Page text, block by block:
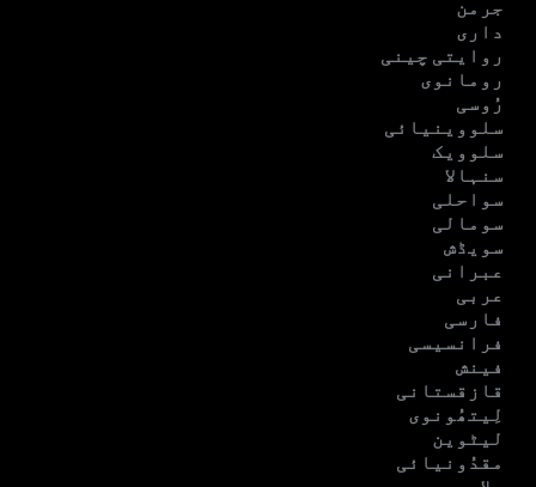
جرمن
داری
روایتی چینی
رومانوی
رُوسی
سلووینیائی
سلوویک
سنہالا
سواحلی
سومالی
سویڈش
عبرانی
عربی
فارسی
فرانسیسی
فینش
قازقستانی
لِیتھُونوی
لیٹوین
مقدُونیائی